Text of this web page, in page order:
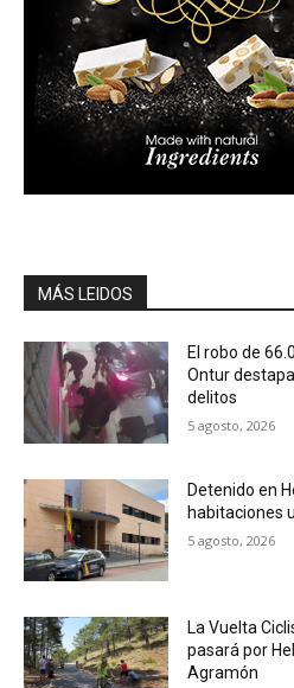
MÁS LEIDOS
El robo de
Ontur
delitos
5 agosto, 2026
Detenido en
habitaciones
5 agosto, 2026
La Vuelta
pasará por
Agramón